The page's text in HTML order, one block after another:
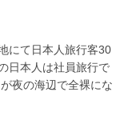
にて日本人旅行客30
日本人は社員旅行で
夜の海辺で全裸にな